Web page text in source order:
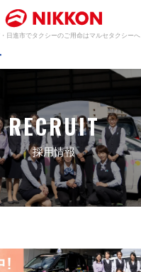
日進市でタクシーのご用命はマルセタクシーへ
RECRUIT
採用情報